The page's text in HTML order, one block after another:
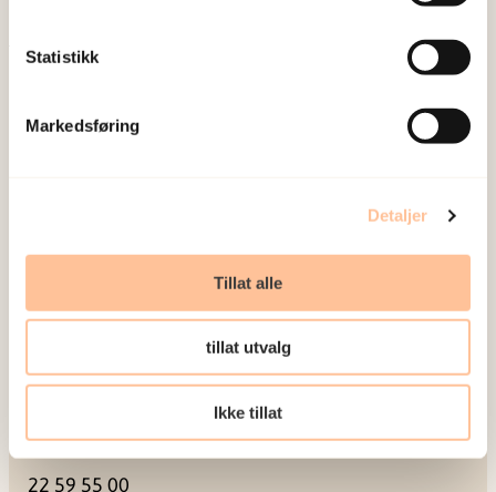
Statistikk
Markedsføring
Detaljer
Tillat alle
tillat utvalg
Ikke tillat
Besøksadresse
Gullhaugveien 1-3
22 59 55 00